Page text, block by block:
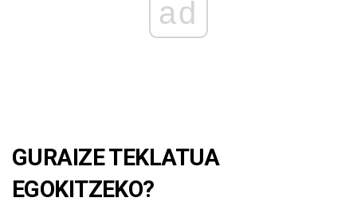
ad
GURAIZE TEKLATUA
EGOKITZEKO?